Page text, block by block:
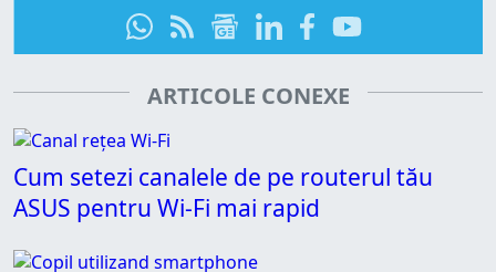
ARTICOLE CONEXE
Cum setezi canalele de pe routerul tău
ASUS pentru Wi-Fi mai rapid